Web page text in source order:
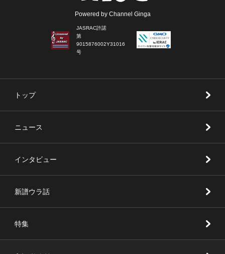
Powered by Channel Ginga
JASRAC許諾
第
9015876002Y31016
号
トップ
ニュース
インタビュー
新譜ウラ話
特集